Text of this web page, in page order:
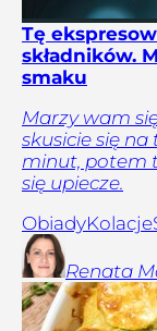
Tę
składników.
smaku
Marzy wam
skusicie się
minut, potem
się upiecze.
ObiadyKolacje
Renata